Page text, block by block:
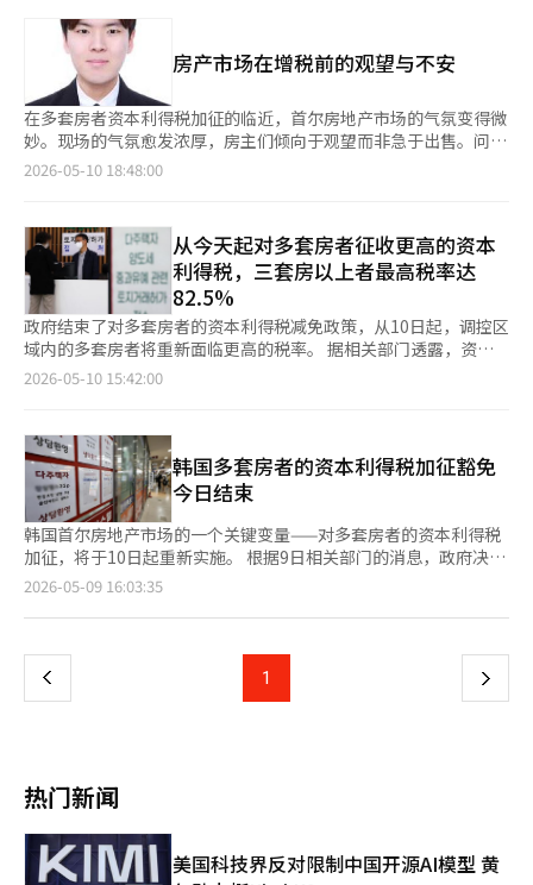
况，搬迁贷款的放宽可能成为整治项目的现实解决方案。 问题在
于放宽的方向。搬迁贷款放宽的必要性与对所有成员一视同仁地放
宽贷款限制是两回事。是要解决实际居住的一套房者和小规模项目
的瓶颈，还是将多套房者、非居住者和大型项目也纳入同样的放宽
范围，这完全是不同的问题。搬迁贷款的放宽可能会成为居住费用
的支持，也可能是减轻资产持有者金融负担的措施。 支持范围的
扩大 从首尔市的自我支持趋势来看，这个问题变得更加重要。今
年年初，首尔市设立了500亿韩元的住房振兴基金，重新开始提供
业银行门槛的中小型区域。这是为了帮助脆弱的项目。 然而，之
后的方向迅速扩大。首尔市正在推动将基金规模扩大至1000亿韩
元，并将支持限额从3亿韩元提高至5亿韩元，同时考虑包括再融资
贷款的方案。支持对象也从500人以下的中小型项目扩展到所有项
目。如果从小型项目开始的支持最终扩展到所有项目，那么政策的
性质将发生变化。这将不再是针对脆弱项目的补救措施，而是整治
项目整体的金融支持。 首尔市提出的10项法律修订建议也与这一
再开发项目的成立同意率的放宽、项目成立批准通知期限的缩短、
施工者选择程序的改善等。这些措施旨在让难以承担分担金的成员
能够转让其地位，提高项目的商业价值，并通过减少程序来加快整
治项目的进度。在这一系列措施中，搬迁贷款的支持不仅仅是搬家
费用，而是加速项目进展的金融工具。 是否也要放宽多套房者的
限制 最为尖锐的问题是多套房者。首尔市已表示应放宽对多套房
者的贷款限制。然而，金融监管机构则强调多套房者贷款禁止的原
了搬迁贷款争论的本质。政府在审视搬迁贷款放宽的必要性与是否
我们必须面对一个不便的事实。在一些首尔的整治项目中，因多套
房者和申请1+1分配的基本搬迁贷款限制对象占到了成员的70%左
该地区的资产价值预期相联系。 对于多套房者而言，搬迁贷款的
意义与实际居住的一套房者不同。对于实际居住的一套房者，搬迁
说，搬迁贷款更可能是降低项目负担的金融手段。虽然搬迁贷款并
不是购房资金，但它对整治项目的进度、成员的决策和周边房价预
一发言超越了简单的市场诊断，表明政府将租赁房源减少视为住房
结构变化的过程，而非政策失败。多套房者出租的房屋转为无房者
自住，租赁房源自然减少。然而，从政府的角度来看，这可以解读
为无房者购房的增加。总统将租赁市场称为“韩国特有的一种私募
金融”，也是同样的意思。 问题在于体感。对于需要租房的租客
来说，租赁房源减少并不是正常化，而是负担。首尔公寓的入驻量
减少引发担忧，最近公寓租赁困境也开始蔓延至非公寓市场。最
终，下半年的租赁市场不仅仅是价格问题。政府所称的正常化过程
验。 税制调整信号 在税制方面，李总统传达了更明确的信息。他
表示，对于投资目的的住房持有，“投资所得为何要减免那么
多？”“长期投机为何要减免？”并补充道：“我辛苦工作缴纳的
税接近一半。” 这一句话中包含了未来税制改革的方向。政府内
部一直在讨论缩减非居住一套房者的长期持有特别减免，以及加强
对投资目的住房的税负。此次发言表明，这些讨论不仅仅是想法，
而是与政府的理念相符。 关键在于长期持有本身，而非实际居
住。为了长期居住而持有的房屋与为了期待价格上涨而持有的房屋
显得尤为重要。长期持有特别减免是否会被调整，实际居住的要求
是否会加强，非居住一套房者的监管范围将是关键关注点。 对多
套房持有者的成本增加 ​​​​​​​ 李总统对多套房者的看法也很明确。他表
示：“拥有多套房没有问题，不会禁止，但要承担相应的负担。”
这并不是要禁止或谴责多套房的持有，而是希望提高持有的成本，
让市场自行选择。如果想拥有多套房，就必须承担相应的税收和金
融负担。 总统还直接提到了持有税。他指出，我国的持有税普遍
虑。实际上，政策的趋势已经朝这个方向发展。多套房者的转让税
加征已结束，金融监管机构也在研究非居住一套房者的监管方案。
未来，多套房者和非居住一套房者在税收和金融方面都可能面临更
因此，关键在于监管强度本身，而是市场实际反应如何。 供应政
策正在整理中 ​​​​​​​ 关于供应方面，目前仍处于预告阶段。李总统表
示：“供应政策正在整理中，近期将整理并发布。”虽然监管和税
收方向相对明确，但供应对策尚未公开。这一发言表明，政府正在
准备关于供应领域的单独信息。 政府在去年9·7供应对策中提
策也被认为是外郊交易增加的原因之一。 根据17日国土交通部的
实际交易公开系统数据显示，从今年2月到5月16日，首尔公寓的
交易中，1500万韩元以下的交易占比为81.6%，比前3个月的
78.2%提高了3个百分点以上。 这一变化被认为与去年10·15政策
后，首尔全境被划为监管区域和土地交易许可区，以及高价住房的
实际贷款能力大幅下降有关，导致相对可贷款最高达6000万韩元
的中低价公寓需求集中。 此外，多套房者转让所得税中止的政策
也可能产生了影响。李在明总统在1月23日通过社交媒体X（前推
台阿实的数据，首尔公寓的挂牌量从1月底的56219件增加到3月21
日的80080件，增幅约为42.4%。 特别是多套房者相对较低的处置
负担促使他们出售非江南地区的中低价住房，从而推动了外郊地区
的交易增加。 从价格区间来看，6000万韩元以下的交易占比从去
年11月至今年1月的20.7%上升至今年2月至5月的23.6%。同一时
期，6000万至9000万韩元的交易占比也从26.3%扩大至28.7%。
相反，9000万至1500万韩元的交易占比从31.2%下降至29.2%。
1500万至2500万韩元的交易占比也从15.1%降至13.2%，而2500
占比的扩大，首尔公寓的平均交易价格也有所下降。从今年2月至5
月，目前首尔公寓的平均交易价格为10亿9846万韩元，较前3个月
的平均价格11亿8834万韩元下降了约8000万韩元。这一现象被解
读为市场整体复苏的迹象并不明显，而是交易重心向外郊和中低价
房源转移。 尤其是诺多江（诺恩、道峰、江北）等首尔外郊地区
的交易增长显著。根据房地产平台阿实的数据，从今年2月至5月
17日，首尔公寓交易量排名第一的是江北区的“SK北汉山城
市”，共交易115件。其次是成北区的“汉信·汉珍公寓”，交易
房产市场在增税前的观望与不安
在多套房者资本利得税加征的临近，首尔房地产市场的气氛变得微
妙。现场的气氛愈发浓厚，房主们倾向于观望而非急于出售。问题
在于，这种趋势并不仅仅是交易减少那么简单。当市场开始冷却
加供应，稳定市场。实际上，春季时确实有部分急售房源出现，交
易似乎短暂回暖。然而，这种情况并没有持续太久。急售房源迅速
被消化，首尔的公寓交易数量再次降至6万套左右。 改变局面的最
终因素是市场的不确定性。除了资本利得税的重新加征，关于额外
税制改革的可能性也被提上日程，这使得多套房者难以做出决策。
市场上普遍存在这样的想法：如果现在出售房屋，几个月后税制可
能会再次变化。政策变化的可能性越大，市场上的买卖活动就越会
被推迟。 更为棘手的是，这种趋势也波及到了租赁市场。选择不
与，市场上可供出租的房源将进一步减少。最近，租赁市场上难以
找到符合条件的房屋的反应也正是基于此。 租赁市场本来就是对
市场变化反应最敏感的地方。当买卖市场受阻时，需求不会消失，
而是转向租赁市场。推迟购房的人们会涌向租赁市场。然而，供应
并不足够。新公寓的入驻量在减少，现有的租赁房源也在减少。市
场的压力自然会向租赁市场集中。 最近，从首尔迁往京畿道的人
口再次增加，这也可以看作是同样的趋势。人们纷纷迁往如水原、
龙仁、城南、高阳等与首尔交通便利的地区。这不仅仅是生活圈的
移动，更是那些在首尔难以承担居住成本的人们被迫迁出的现象。
也不可能对市场置之不理。抑制多套房的投机需求的呼声并不少。
然而，市场并不会完全按照政策意图运作。虽然交易被压制，市场
可能会暂时平静下来，但交易减少并不意味着市场稳定。 更令人
在市场所需的不是进一步的监管竞争，而是市场能够以可预测的方
市场将如何稳定，这些方向性问题需要明确。只有这样，房主和租
客才能做出相应的行动。 尽管难以否认对多套房者的监管，但我
2026-05-10 18:48:00
从今天起对多套房者征收更高的资本
利得税，三套房以上者最高税率达
82.5%
政府结束了对多套房者的资本利得税减免政策，从10日起，调控区
域内的多套房者将重新面临更高的税率。 据相关部门透露，资本
利得税减免政策于9日结束，从当天起，出售调控区域内房产的多
基本税率为6%至45%，并加收附加税率。 持有两套房者的基本税
率上加20个百分点，持有三套及以上房产者则加30个百分点。加
上地方所得税，持有三套及以上房产者的最高实际税率可达
82.5%。 实际税负预计将大幅增加。 根据联合新闻委托专家进行
的模拟结果，如果一位在六年前以1.5亿韩元购入的调控区域房产
以2.5亿韩元出售，产生1亿韩元的资本利得，单套房者可享受长期
持有特别扣除（长特扣除）等优惠，需承担约3亿3,300万韩元的资
本利得税。 而调控区域的两套房者则无法享受长特扣除，需加收
20个百分点的附加税，资本利得税将增加至约5亿7,400万韩元。
者，税率增加30个百分点，资本利得税负担将增至约6亿8,700万
韩元。与单套房者相比，税负增加超过两倍（106%）。 政府自
期限内完成交易则不受加税影响。 副总理兼财政经济部长具允哲
现房源锁定现象，但由于贷款限制和土地交易许可制度，投机性购
房已被遏制，我们将创造有利于实际居住交易顺利进行的环
2026-05-10 15:42:00
韩国多套房者的资本利得税加征豁免
今日结束
韩国首尔房地产市场的一个关键变量——对多套房者的资本利得税
加征，将于10日起重新实施。 根据9日相关部门的消息，政府决定
于今日结束对多套房者资本利得税加征的豁免措施。因此，从10日
现行制度规定，基本资本利得税率为6%至45%，拥有两套房者需
点。加上地方所得税，预计拥有三套及以上房产者的最高实际税率
将达到82.5%。 考虑到豁免结束的最后一天恰逢周六，政府和地方
的事务，首尔市政府、京畿道政府以及水原、成南、龙仁、安养市
政府等部分机构不在此列。 多套房者资本利得税加征是在文在寅
政府时期于2021年加强的。随后，尹锡悦政府于2022年5月通过修
订实施细则暂时豁免，并每年延长。然而，今年以来，李在明政府
明确表示没有进一步延长的计划，豁免结束已成定局。 为了减少
2026-05-09 16:03:35
上
页
1 下
热门新闻
美国科技界反对限制中国开源AI模型 黄